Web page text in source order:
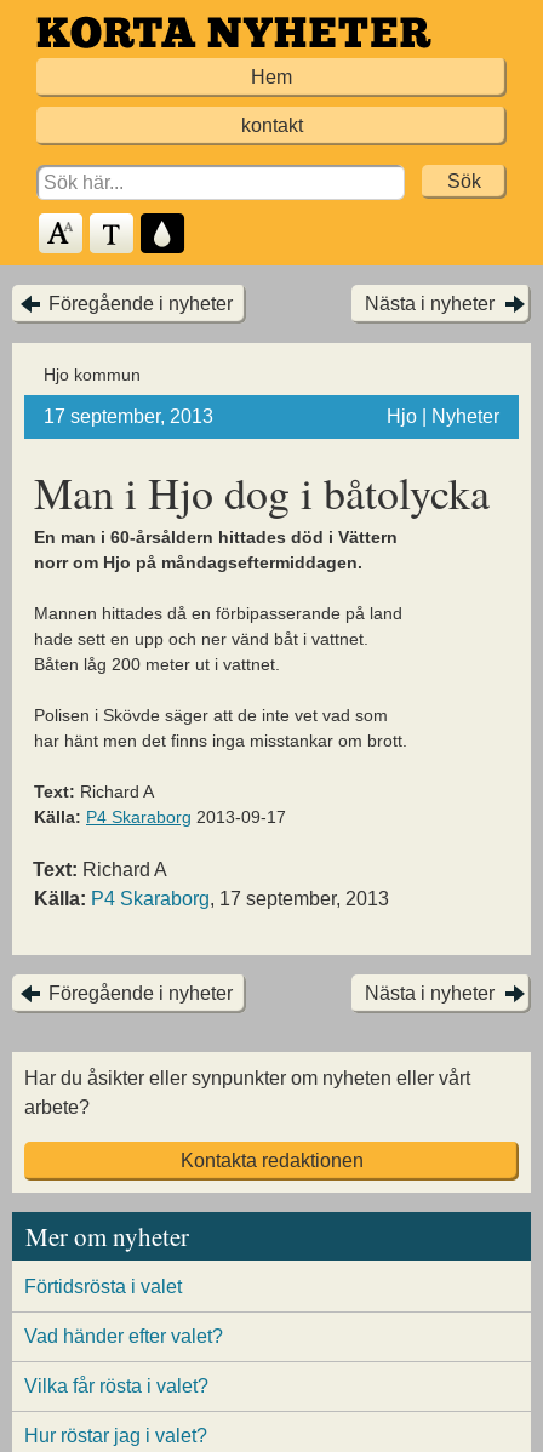
Hoppa
till
Hem
kontakt
Search
for:
Föregående i nyheter Nästa i nyheter
Hjo kommun
17 september, 2013 Hjo | Nyheter
Man i Hjo dog i båtolycka
En man i 60-årsåldern hittades död i Vättern
norr om Hjo på måndagseftermiddagen.
Mannen hittades då en förbipasserande på land
hade sett en upp och ner vänd båt i vattnet.
Båten låg 200 meter ut i vattnet.
Polisen i Skövde säger att de inte vet vad som
har hänt men det finns inga misstankar om brott.
Text: Richard A
Källa: P4 Skaraborg 2013-09-17
Text: Richard A
Källa: P4 Skaraborg, 17 september, 2013
Föregående i nyheter Nästa i nyheter
Har du åsikter eller synpunkter om nyheten eller vårt
arbete?
Kontakta redaktionen
Mer om nyheter
Förtidsrösta i valet
Vad händer efter valet?
Vilka får rösta i valet?
Hur röstar jag i valet?